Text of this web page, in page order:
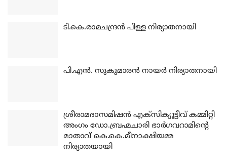
ടി.കെ.രാമചന്ദ്രന്‍ പിള്ള നിര്യാതനായി
പി.എന്‍. സുകുമാരന്‍ നായര്‍ നിര്യാതനായി
ശ്രീരാമദാസമിഷന്‍ എക്‌സിക്യൂട്ടീവ് കമ്മിറ്റി
അംഗം ഡോ.ബ്രഹ്മചാരി ഭാര്‍ഗവറാമിന്റെ
മാതാവ് കെ.കെ.മീനാക്ഷിയമ്മ
നിര്യാതയായി